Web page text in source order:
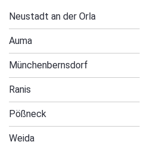
Navigation
Neustadt an der Orla
Auma
Münchenbernsdorf
Ranis
Pößneck
Weida